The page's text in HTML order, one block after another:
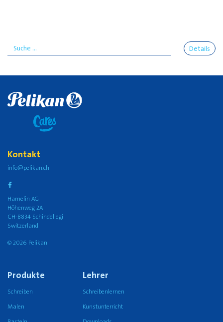
Details
Kontakt
info@pelikan.ch
Hamelin AG
Höhenweg 2A
CH-8834 Schindellegi
Switzerland
© 2026 Pelikan
Produkte
Schreiben
Malen
Lehrer
Schreibenlernen
Kunstunterricht